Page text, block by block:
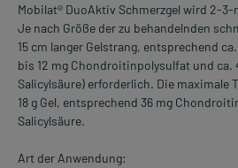
Mobilat® DuoAktiv Schmerzgel wird 2-
Je nach Größe der zu behandelnden
15 cm langer Gelstrang, entsprechend
bis 12 mg Chondroitinpolysulfat und ca.
Salicylsäure) erforderlich. Die maximale
18 g Gel, entsprechend 36 mg
Salicylsäure.
Art der Anwendung: